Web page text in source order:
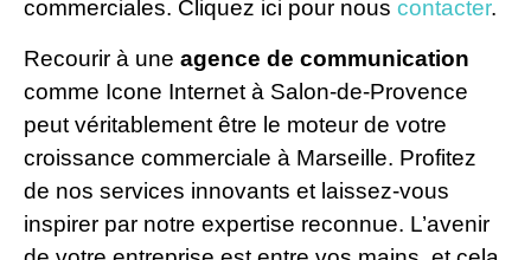
commerciales. Cliquez ici pour nous contacter.
Recourir à une agence de communication
comme Icone Internet à Salon-de-Provence
peut véritablement être le moteur de votre
croissance commerciale à Marseille. Profitez
de nos services innovants et laissez-vous
inspirer par notre expertise reconnue. L’avenir